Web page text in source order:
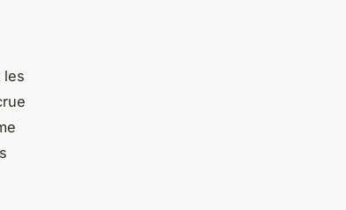
les